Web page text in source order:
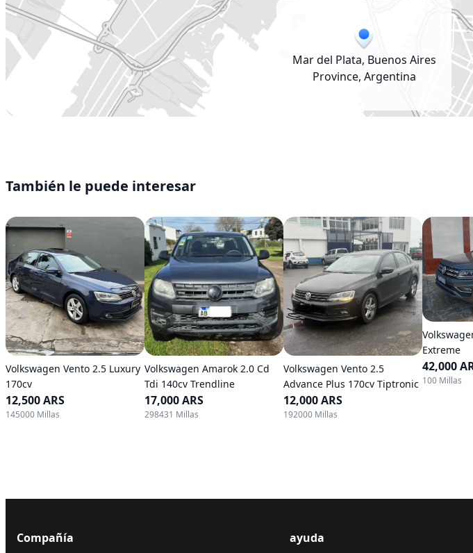
Mar del Plata, Buenos Aires
Province, Argentina
También le puede interesar
Volkswagen Vento 2.5 Luxury
170cv
12,500 ARS
145000 Millas
Volkswagen Amarok 2.0 Cd
Tdi 140cv Trendline
17,000 ARS
298431 Millas
Volkswagen Vento 2.5
Advance Plus 170cv Tiptronic
12,000 ARS
192000 Millas
Extreme
42,000
100 Millas
Compañía ayuda